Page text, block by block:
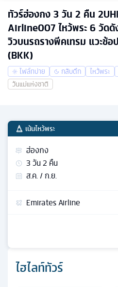
ทัวร์ฮ่องกง 3 วัน 2 คืน
Airline007 ไหว้พระ 6 วัดดั
วิวบนรถรางพีคเทรม แวะช้
(BKK)
ไฟล์ทบ่าย กลับดึก ไหว้พระ
วันแม่แห่งชาติ
ไฮไลท์ทัวร์
เน้นไหว้พระ
ฮ่องกง
3วัน2 คืน
ส.ค. / ก.ย.
Emirates Airline